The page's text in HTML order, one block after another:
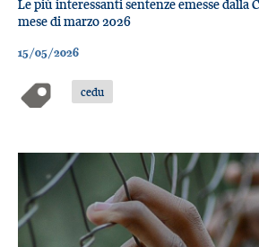
Le più interessanti sentenze emesse dalla
mese di marzo 2026
15/05/2026
cedu